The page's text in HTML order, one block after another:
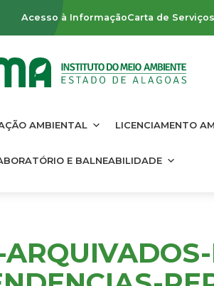
Acesso à InformaçãoCarta de Serviços
AMBIENTAL LICENCIAMENTO
E BALNEABILIDADE